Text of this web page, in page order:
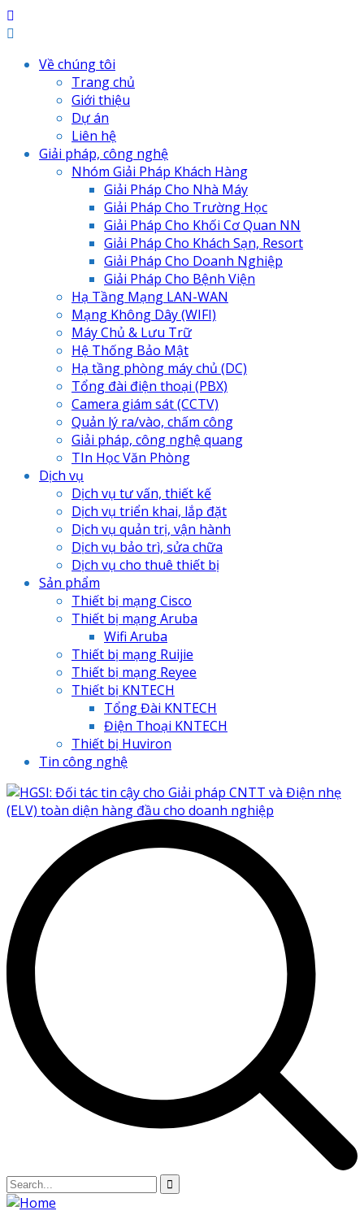
Về chúng tôi
Trang chủ
Giới thiệu
Dự án
Liên hệ
Giải pháp, công nghệ
Nhóm Giải Pháp Khách Hàng
Giải Pháp Cho Nhà Máy
Giải Pháp Cho Trường Học
Giải Pháp Cho Khối Cơ Quan NN
Giải Pháp Cho Khách Sạn, Resort
Giải Pháp Cho Doanh Nghiệp
Giải Pháp Cho Bệnh Viện
Hạ Tầng Mạng LAN-WAN
Mạng Không Dây (WIFI)
Máy Chủ & Lưu Trữ
Hệ Thống Bảo Mật
Hạ tầng phòng máy chủ (DC)
Tổng đài điện thoại (PBX)
Camera giám sát (CCTV)
Quản lý ra/vào, chấm công
Giải pháp, công nghệ quang
TIn Học Văn Phòng
Dịch vụ
Dịch vụ tư vấn, thiết kế
Dịch vụ triển khai, lắp đặt
Dịch vụ quản trị, vận hành
Dịch vụ bảo trì, sửa chữa
Dịch vụ cho thuê thiết bị
Sản phẩm
Thiết bị mạng Cisco
Thiết bị mạng Aruba
Wifi Aruba
Thiết bị mạng Ruijie
Thiết bị mạng Reyee
Thiết bị KNTECH
Tổng Đài KNTECH
Điện Thoại KNTECH
Thiết bị Huviron
Tin công nghệ